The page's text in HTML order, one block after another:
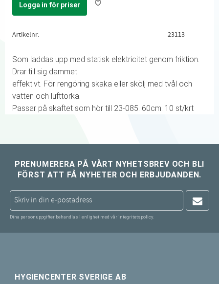
Logga in för priser Lägg till i favoriter
Artikelnr 23113
Som laddas upp med statisk elektricitet genom friktion.
Drar till sig dammet
effektivt. För rengöring skaka eller skölj med tvål och
vatten och lufttorka.
Passar på skaftet som hör till 23-085. 60cm. 10 st/krt
PRENUMERERA PÅ VÅRT NYHETSBREV OCH BLI
FÖRST ATT FÅ NYHETER OCH ERBJUDANDEN.
Dina personuppgifter behandlas i enlighet med vår integritetspolicy.
HYGIENCENTER SVERIGE AB